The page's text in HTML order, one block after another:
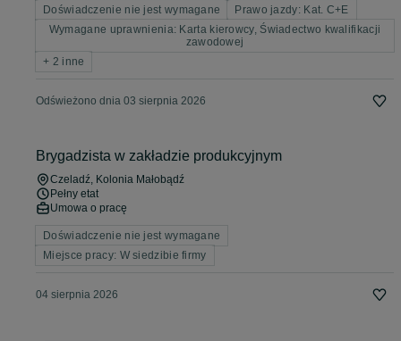
Doświadczenie nie jest wymagane
Prawo jazdy: Kat. C+E
Wymagane uprawnienia: Karta kierowcy, Świadectwo kwalifikacji
zawodowej
+ 2 inne
Odświeżono dnia 03 sierpnia 2026
Brygadzista w zakładzie produkcyjnym
Czeladź, Kolonia Małobądź
Pełny etat
Umowa o pracę
Doświadczenie nie jest wymagane
Miejsce pracy: W siedzibie firmy
04 sierpnia 2026